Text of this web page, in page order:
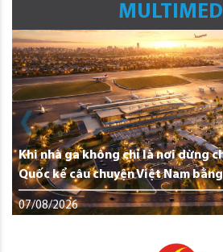
Khi nhà ga không chỉ là nơi dừng
Quốc kể câu chuyện Việt Nam
07/08/2026